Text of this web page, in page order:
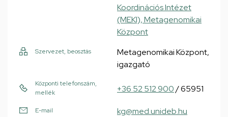
Koordinációs Intézet
(MEKI), Metagenomikai
Központ
Szervezet, beosztás
Metagenomikai Központ,
igazgató
Központi telefonszám,
mellék
+36 52 512 900/ 65951
E-mail kg@med.unideb.hu